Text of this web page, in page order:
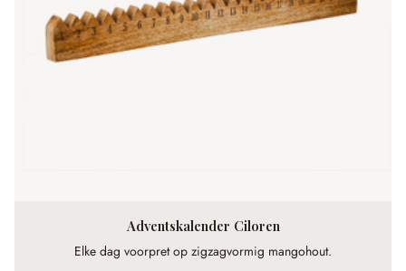
Adventskalender Ciloren
Elke dag voorpret op zigzagvormig mangohout.